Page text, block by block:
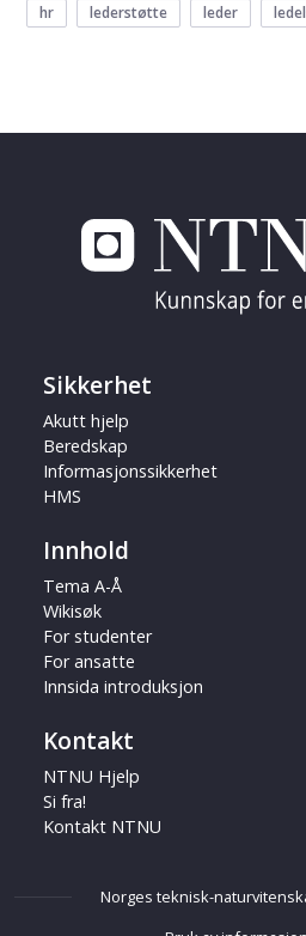
hr lederstøtte leder
Sikkerhet
Akutt hjelp
Beredskap
Informasjonssikkerhet
HMS
Innhold
Tema A-Å
Wikisøk
For studenter
For ansatte
Innsida introduksjon
Kontakt
NTNU Hjelp
Si fra!
Kontakt NTNU
Norges teknisk-